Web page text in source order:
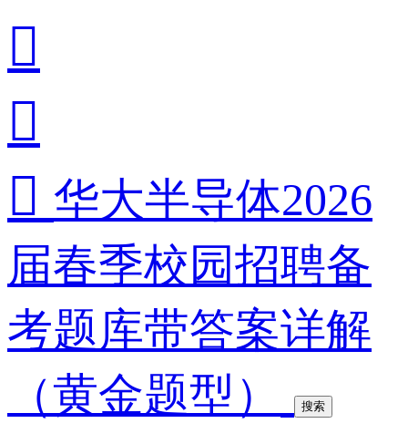


 华大半导体2026
届春季校园招聘备
考题库带答案详解
（黄金题型）
搜索